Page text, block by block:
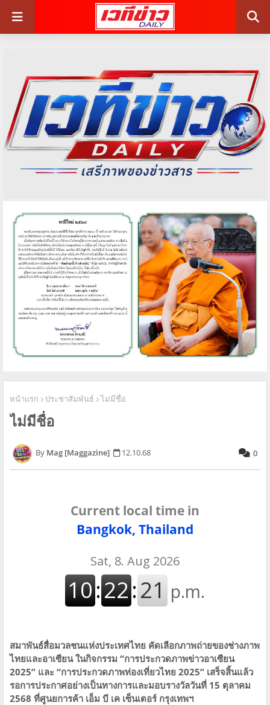
หน้าแรก ประชาสัมพันธ์ ไม่มีชื่อ
ไม่มีชื่อ
Mag [Maggazine] 12.10.68 0
Current local time in
Bangkok, Thailand
สมาพันธ์สื่อมวลชนแห่งประเทศไทย คัดเลือกภาพถ่ายของช่างภาพ
ไทยและอาเซียน ในกิจกรรม “การประกวดภาพข่าวอาเซียน
2025” และ “การประกวดภาพท่องเที่ยวไทย 2025” เสร็จสิ้นแล้ว
รอการประกาศอย่างเป็นทางการและมอบรางวัลวันที่ 15 ตุลาคม
2568 ที่ศูนยการค้า เอ็ม บี เค เซ็นเตอร์ กรุงเทพฯ